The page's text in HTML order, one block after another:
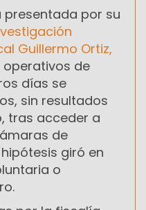
presentada por su
Guillermo Ortiz,
de
días se
sin resultados
tras acceder a
de
giró en
o